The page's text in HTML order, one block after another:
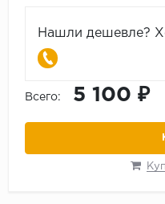
Нашли дешевле?
Всего: 5 100 ₽